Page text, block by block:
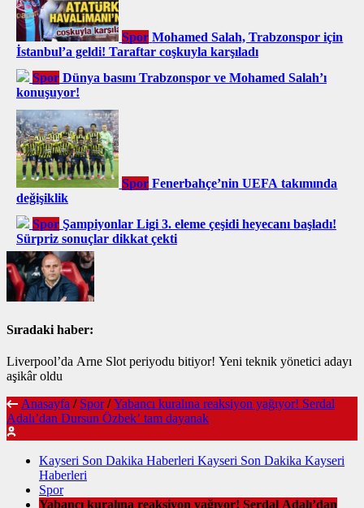
Spor Mohamed Salah, Trabzonspor için
İstanbul’a geldi! Taraftar coşkuyla karşıladı
Spor Dünya basını Trabzonspor ve Mohamed Salah’ı
konuşuyor!
Spor Fenerbahçe’nin UEFA takımında
değişiklik
Spor Şampiyonlar Ligi 3. eleme çeşidi heyecanı başladı!
Sürpriz sonuçlar dikkat çekti
Sıradaki haber:
Liverpool’da Arne Slot periyodu bitiyor! Yeni teknik yönetici adayı
aşikâr oldu
Anasayfa / Spor / Yabancı kuralına reaksiyon yağıyor! Serdal
Adalı’dan Dursun Özbek’ tam dayanak
Kayseri Son Dakika Haberleri Kayseri Son Dakika Kayseri
Haberleri
Spor
Yabancı kuralına reaksiyon yağıyor! Serdal Adalı’dan